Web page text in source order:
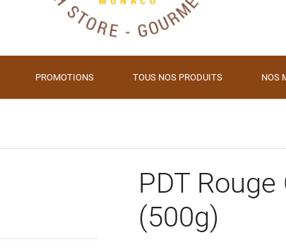
PROMOTIONS TOUS NOS PRODUITS NOS
PDT
(500g)